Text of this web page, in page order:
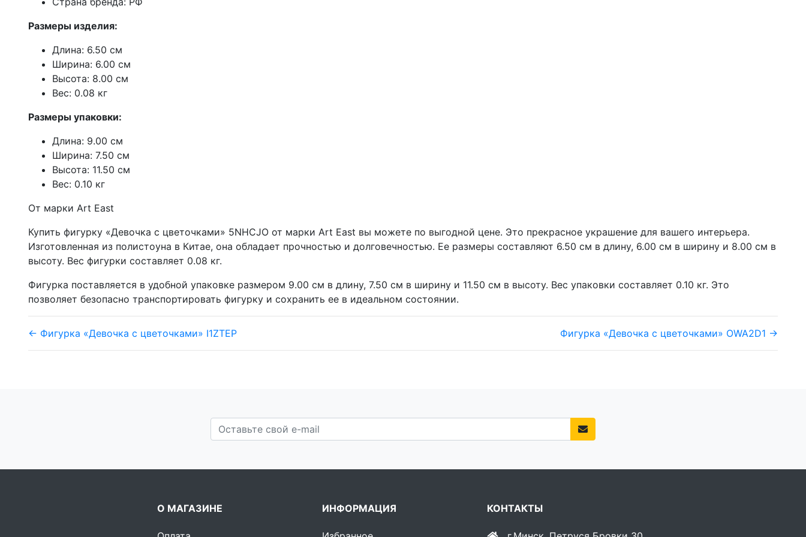
Размеры изделия:
Длина: 6.50 см
Ширина: 6.00 см
Высота: 8.00 см
Вес: 0.08 кг
Размеры упаковки:
Длина: 9.00 см
Ширина: 7.50 см
Высота: 11.50 см
Вес: 0.10 кг
От марки Art East
Купить фигурку «Девочка с цветочками» 5NHCJO от марки Art East вы можете по выгодной цене. Это прекрасное украшение для вашего интерьера.
Изготовленная из полистоуна в Китае, она обладает прочностью и долговечностью. Ее размеры составляют 6.50 см в длину, 6.00 см в ширину и 8.00 см в
высоту. Вес фигурки составляет 0.08 кг.
Фигурка поставляется в удобной упаковке размером 9.00 см в длину, 7.50 см в ширину и 11.50 см в высоту. Вес упаковки составляет 0.10 кг. Это
позволяет безопасно транспортировать фигурку и сохранить ее в идеальном состоянии.
← Фигурка «Девочка с цветочками» I1ZTEP Фигурка «Девочка с цветочками» OWA2D1 →
О МАГАЗИНЕ ИНФОРМАЦИЯ КОНТАКТЫ